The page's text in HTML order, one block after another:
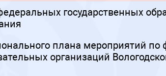
государственных
плана мероприятий
организаций